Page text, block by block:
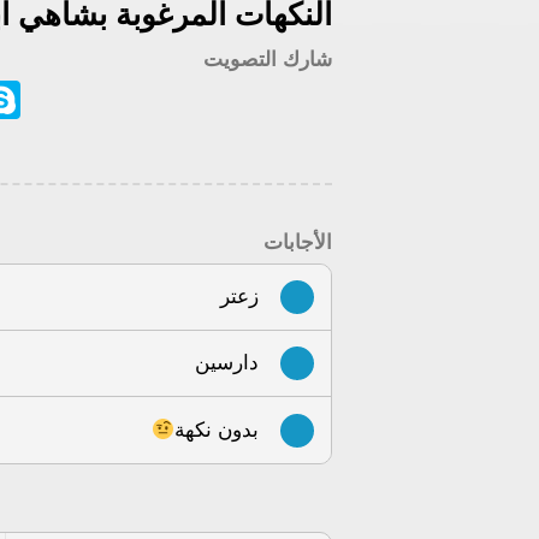
النكهات المرغوبة بشاهي
شارك التصويت
الأجابات
زعتر
دارسين
بدون نكهة